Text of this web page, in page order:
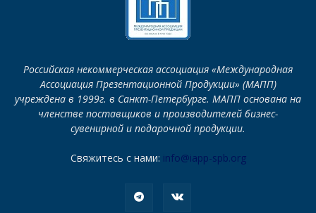
Российская некоммерческая ассоциация «Международная
Ассоциация Презентационной Продукции» (МАПП)
учреждена в 1999г. в Санкт-Петербурге. МАПП основана на
членстве поставщиков и производителей бизнес-
сувенирной и подарочной продукции.
Свяжитесь с нами: info@iapp-spb.org